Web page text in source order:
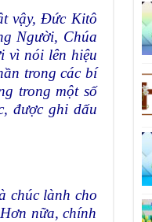
vậy, Đức Kitô
Người, Chúa
vì nói lên hiệu
trong các bí
trong một số
được ghi dấu
chúc lành cho
nữa, chính